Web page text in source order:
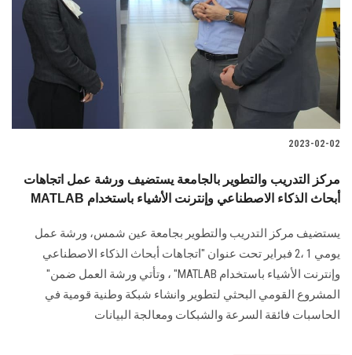
الطلاب
هيئة التدريس
الدراسات العليا
الموظفون
الزائـرون
سجل الان
2023-02-02
مركز التدريب والتطوير بالجامعة يستضيف ورشة عمل اتجاهات
MATLAB أبحاث الذكاء الاصطناعي وإنترنت الأشياء باستخدام
يستضيف مركز التدريب والتطوير بجامعة عين شمس، ورشة عمل
يومي 1 ،2 فبراير تحت عنوان "اتجاهات أبحاث الذكاء الاصطناعي
وإنترنت الأشياء باستخدام MATLAB" ، وتأتي ورشة العمل ضمن"
المشروع القومي البحثي لتطوير وانشاء شبكة وطنية قومية في
الحاسبات فائقة السرعة والشبكات ومعالجة البيانات